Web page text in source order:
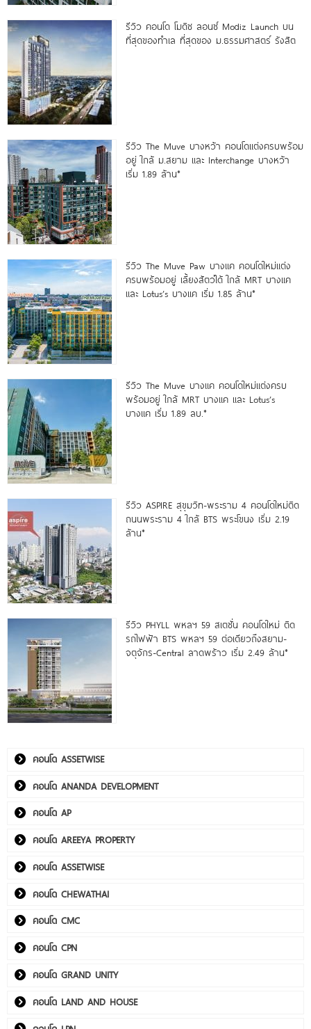
รีวิว คอนโด โมดิซ ลอนซ์ Modiz Launch บน
ที่สุดของทำเล ที่สุดของ ม.ธรรมศาสตร์ รังสิต
รีวิว The Muve บางหว้า คอนโดแต่งครบพร้อม
อยู่ ใกล้ ม.สยาม และ Interchange บางหว้า
เริ่ม 1.89 ล้าน*
รีวิว The Muve Paw บางแค คอนโดใหม่แต่ง
ครบพร้อมอยู่ เลี้ยงสัตว์ได้ ใกล้ MRT บางแค
และ Lotus’s บางแค เริ่ม 1.85 ล้าน*
รีวิว The Muve บางแค คอนโดใหม่แต่งครบ
พร้อมอยู่ ใกล้ MRT บางแค และ Lotus’s
บางแค เริ่ม 1.89 ลบ.*
รีวิว ASPIRE สุขุมวิท-พระราม 4 คอนโดใหม่ติด
ถนนพระราม 4 ใกล้ BTS พระโขนง เริ่ม 2.19
ล้าน*
รีวิว PHYLL พหลฯ 59 สเตชั่น คอนโดใหม่ ติด
รถไฟฟ้า BTS พหลฯ 59 ต่อเดียวถึงสยาม-
จตุจักร-Central ลาดพร้าว เริ่ม 2.49 ล้าน*
คอนโด ASSETWISE
คอนโด ANANDA DEVELOPMENT
คอนโด AP
คอนโด AREEYA PROPERTY
คอนโด ASSETWISE
คอนโด CHEWATHAI
คอนโด CMC
คอนโด CPN
คอนโด GRAND UNITY
คอนโด LAND AND HOUSE